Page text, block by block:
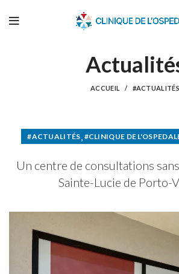
ACCUEIL #ACTUALITÉS
#ACTUALITÉS, #CLINIQUE DE
Un centre de consultations
Sainte-Lucie de Porto-